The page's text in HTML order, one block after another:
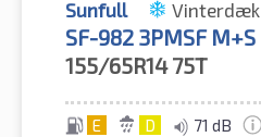
Sunfull Vinterdæk
SF-982 3PMSF M+S
155/65R14 75T
E D 71 dB